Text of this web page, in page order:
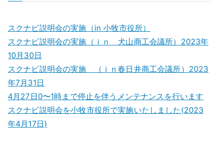
部
将
と
し
支
え
た
3
年
スクナビ説明会の実施（in 小牧市役所）
スクナビ説明会の実施（ｉｎ 犬山商工会議所）2023年
10月30日
スクナビ説明会の実施 （ｉｎ春日井商工会議所）2023
年7月31日
4月27日0〜1時まで停止を伴うメンテナンスを行います
スクナビ説明会を小牧市役所で実施いたしました(2023
年4月17日)